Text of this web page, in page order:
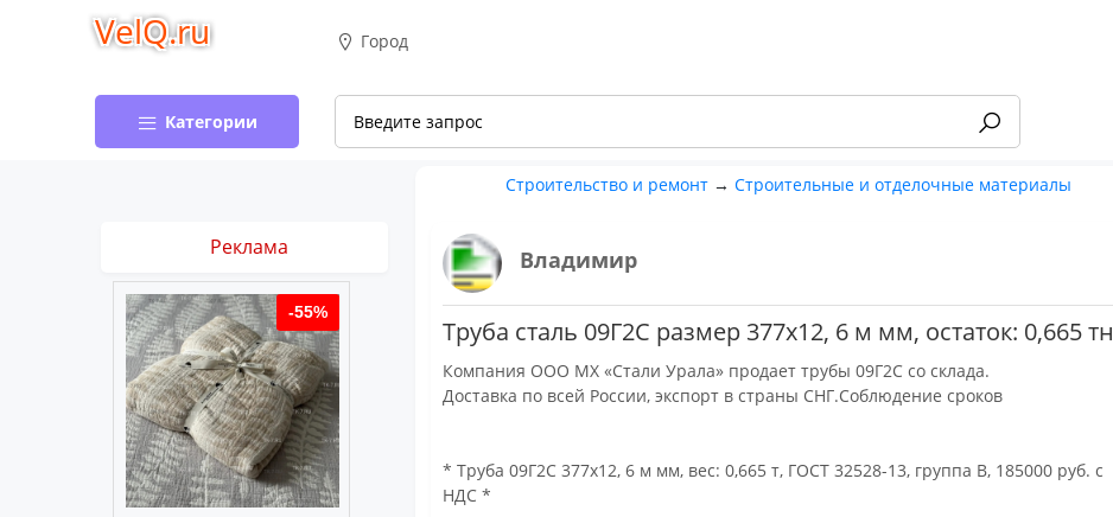
VelQ.ru Город
Категории
Строительство и ремонт →Строительные и отделочные материалы
Владимир
Труба сталь 09Г2С размер 377х12, 6 м мм, остаток: 0,665 тн
Компания ООО МХ «Стали Урала» продает трубы 09Г2С со склада.
Доставка по всей России, экспорт в страны СНГ.Соблюдение сроков
* Труба 09Г2С 377х12, 6 м мм, вес: 0,665 т, ГОСТ 32528-13, группа В, 185000 руб. с
НДС *
Реклама
-55% -55%